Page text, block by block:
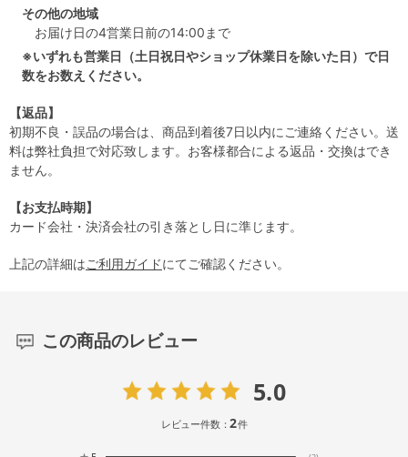
その他の地域
お届け日の4営業日前の14:00まで
※いずれも営業日（土日祝日やショップ休業日を除いた日）で日
数をお数えください。
【返品】
初期不良・誤品の場合は、商品到着後7日以内にご連絡ください。送
料は弊社負担で対応致します。お客様都合による返品・交換はでき
ません。
【お支払時期】
カード会社・決済会社の引き落とし日に準じます。
上記の詳細はご利用ガイドにてご確認ください。
この商品のレビュー
5.0
レビュー件数：2件